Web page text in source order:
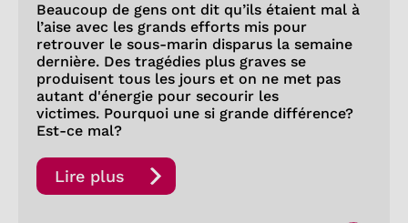
Beaucoup de gens ont dit qu’ils étaient mal à
l’aise avec les grands efforts mis pour
retrouver le sous-marin disparus la semaine
dernière. Des tragédies plus graves se
produisent tous les jours et on ne met pas
autant d'énergie pour secourir les
victimes. Pourquoi une si grande différence?
Est-ce mal?
Lire plus